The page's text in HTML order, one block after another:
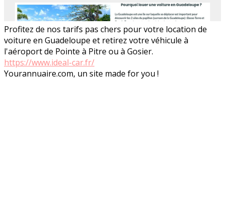
Profitez de nos tarifs pas chers pour votre location de
voiture en Guadeloupe et retirez votre véhicule à
l'aéroport de Pointe à Pitre ou à Gosier.
https://www.ideal-car.fr/
Yourannuaire.com, un site made for you !